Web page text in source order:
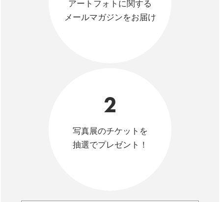
アートフォトに関する
メールマガジンをお届け
2
写真展のチケットを
抽選でプレゼント！